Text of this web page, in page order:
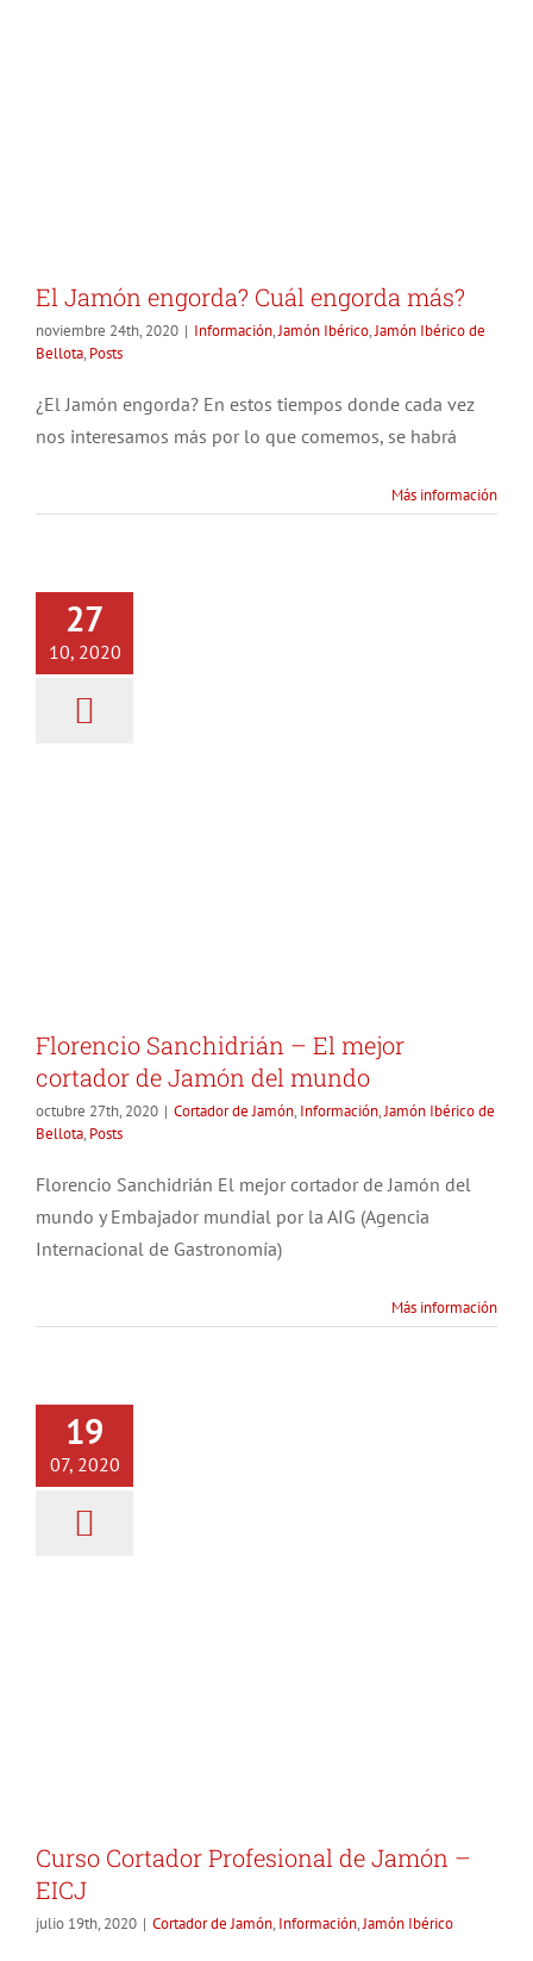
El Jamón engorda? Cuál engorda más?
noviembre 24th, 2020 | Información,Jamón Ibérico,Jamón Ibérico de
Bellota, Posts
¿El Jamón engorda? En estos tiempos donde cada vez
nos interesamos más por lo que comemos, se habrá
Más información
27
10, 2020
mejor cortador de Jamón del
Cortador de Jamón
Florencio Sanchidrián – El mejor
cortador de Jamón del mundo
octubre 27th, 2020 | Cortador de Jamón, Información,Jamón Ibérico de
Bellota, Posts
Florencio Sanchidrián El mejor cortador de Jamón del
mundo y Embajador mundial por la AIG (Agencia
Internacional de Gastronomía)
Más información
19
07, 2020
Curso Cortador Profesional de
Curso Cortador Profesional de Jamón –
EICJ
julio 19th, 2020 | Cortador de Jamón, Información,Jamón Ibérico